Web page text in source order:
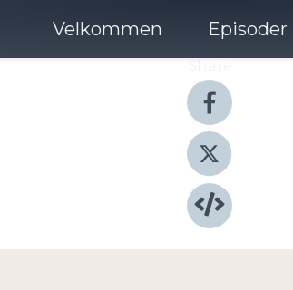
Velkommen Episoder